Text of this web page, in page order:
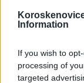
Information
If you wish to
processing of
targeted
Vir:Elektro Celje